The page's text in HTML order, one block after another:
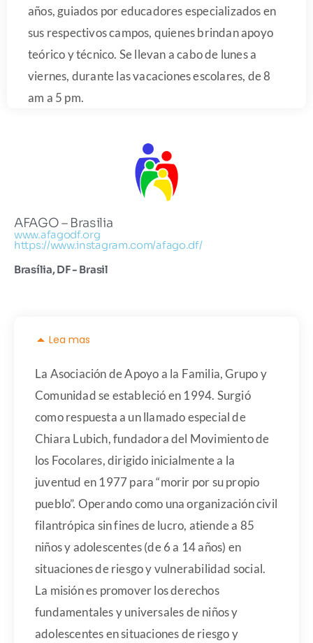
años, guiados por educadores especializados en
sus respectivos campos, quienes brindan apoyo
teórico y técnico. Se llevan a cabo de lunes a
viernes, durante las vacaciones escolares, de 8
am a 5 pm.
AFAGO – Brasilia
www.afagodf.org
https://www.instagram.com/afago.df/
Brasília, DF - Brasil
Lea mas
La Asociación de Apoyo a la Familia, Grupo y
Comunidad se estableció en 1994. Surgió
como respuesta a un llamado especial de
Chiara Lubich, fundadora del Movimiento de
los Focolares, dirigido inicialmente a la
juventud en 1977 para “morir por su propio
pueblo”. Operando como una organización civil
filantrópica sin fines de lucro, atiende a 85
niños y adolescentes (de 6 a 14 años) en
situaciones de riesgo y vulnerabilidad social.
La misión es promover los derechos
fundamentales y universales de niños y
adolescentes en situaciones de riesgo y